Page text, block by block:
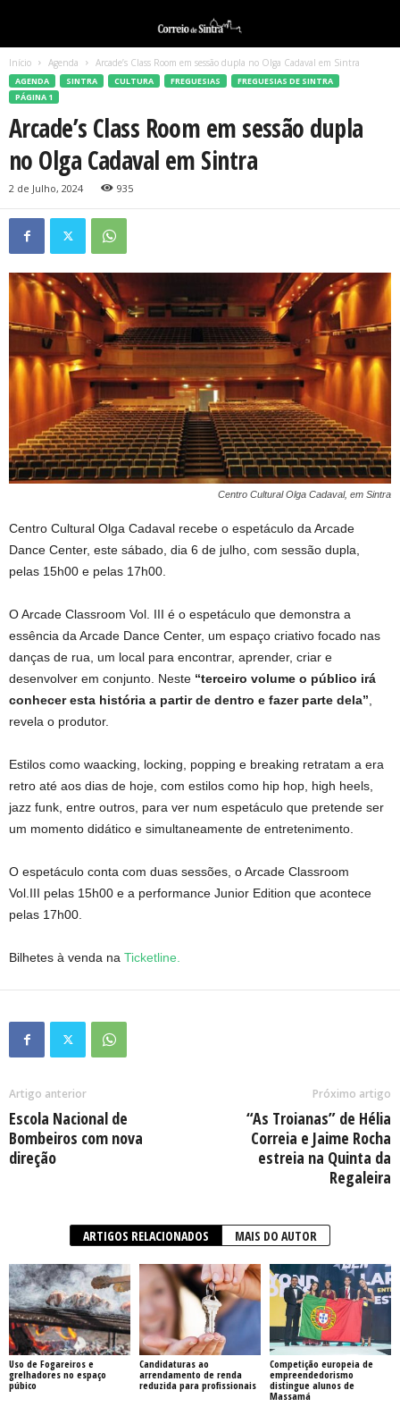
Início Agenda Arcade’s Class Room em sessão dupla no Olga Cadaval em Sintra
AGENDA SINTRA CULTURA FREGUESIAS
FREGUESIAS DE SINTRA
PÁGINA 1
Arcade’s Class Room em sessão dupla
no Olga Cadaval em Sintra
2 de Julho, 2024 935
Centro Cultural Olga Cadaval, em Sintra
Centro Cultural Olga Cadaval recebe o espetáculo da Arcade
Dance Center, este sábado, dia 6 de julho, com sessão dupla,
pelas 15h00 e pelas 17h00.
O Arcade Classroom Vol. III é o espetáculo que demonstra a
essência da Arcade Dance Center, um espaço criativo focado nas
danças de rua, um local para encontrar, aprender, criar e
desenvolver em conjunto. Neste “terceiro volume o público irá
conhecer esta história a partir de dentro e fazer parte dela”
revela o produtor.
Estilos como waacking, locking, popping e breaking retratam a era
retro até aos dias de hoje, com estilos como hip hop, high heels,
jazz funk, entre outros, para ver num espetáculo que pretende ser
um momento didático e simultaneamente de entretenimento.
O espetáculo conta com duas sessões, o Arcade Classroom
Vol.III pelas 15h00 e a performance Junior Edition que acontece
pelas 17h00.
Bilhetes à venda na Ticketline.
Artigo anterior
Escola Nacional de
Bombeiros com nova
direção
Próximo artigo
“As Troianas” de Hélia
Correia e Jaime Rocha
estreia na Quinta da
Regaleira
ARTIGOS RELACIONADOS MAIS DO AUTOR
Uso de Fogareiros e
grelhadores no espaço
púbico
Candidaturas ao
arrendamento de renda
reduzida para profissionais
Competição europeia de
empreendedorismo
distingue alunos de
Massamá